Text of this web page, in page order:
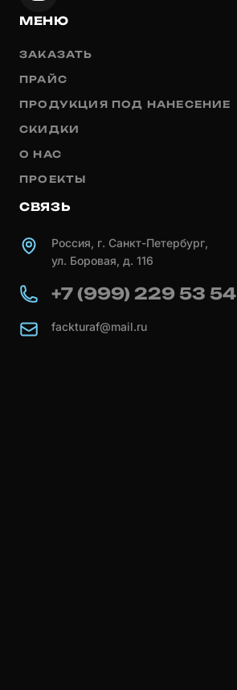
МЕНЮ
ЗАКАЗАТЬ
ПРАЙС
ПРОДУКЦИЯ ПОД НАНЕСЕНИЕ
СКИДКИ
О НАС
ПРОЕКТЫ
СВЯЗЬ
Россия, г. Санкт-Петербург,
ул. Боровая, д. 116
+7 (999) 229 53 54
fackturaf@mail.ru